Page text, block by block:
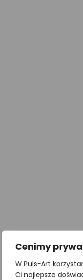
Cenimy
W Puls-Art
Ci najlepsze